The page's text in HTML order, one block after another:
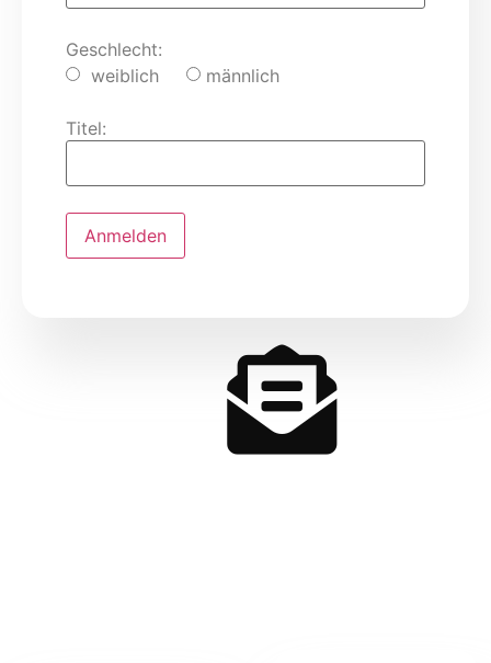
Geschlecht:
weiblich
männlich
Titel: